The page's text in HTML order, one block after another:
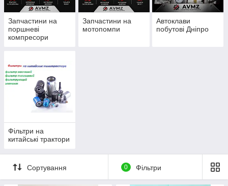
Запчастини на
поршневі
компресори
Запчастини на
мотопомпи
Автоклави
побутові Дніпро
Фільтри на
китайські трактори
Сортування 0 Фільтри